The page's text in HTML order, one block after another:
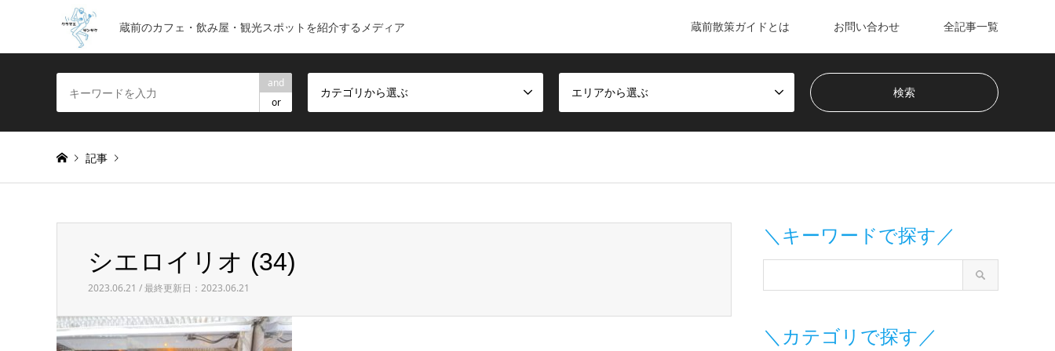
蔵前のカフェ・飲み屋・観光スポットを紹介するメディア 蔵前散策ガイドとは お問い合わせ 全記事一覧
and
or
カテゴリから選ぶ エリアから選ぶ
記事
シエロイリオ (34)
シエロイリオ (34)
2023.06.21 / 最終更新日：2023.06.21
＼キーワードで探す／
＼カテゴリで探す／